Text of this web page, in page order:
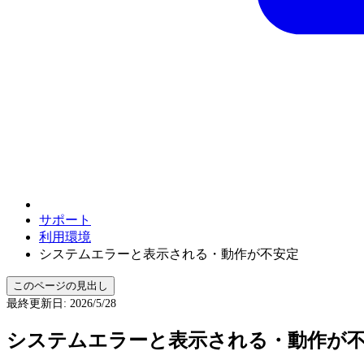
サポート
利用環境
システムエラーと表示される・動作が不安定
このページの見出し
最終更新日: 2026/5/28
システムエラーと表示される・動作が